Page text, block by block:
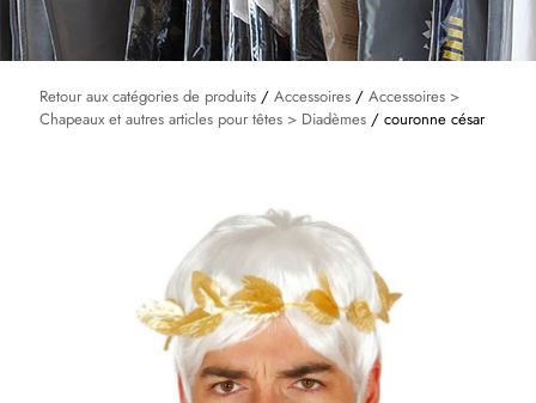
Retour aux catégories de produits / Accessoires / Accessoires >
Chapeaux et autres articles pour têtes > Diadèmes / couronne césar